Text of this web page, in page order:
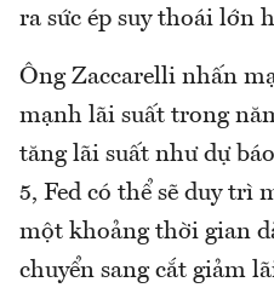
ra sức ép suy thoái lớn
Ông Zaccarelli nhấn
mạnh lãi suất trong
tăng lãi suất như dự
5, Fed có thể sẽ duy trì
một khoảng thời gian
chuyển sang cắt giảm